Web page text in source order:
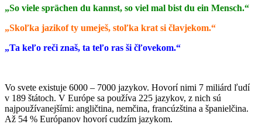
„So viele sprächen du kannst, so viel mal bist du ein Mensch.“
„Skoľka jazikof ty umeješ, stoľka krat si člavjekom.“
„Ta keľo reči znaš, ta teľo ras ši čľovekom.“
Vo svete existuje 6000 – 7000 jazykov. Hovorí nimi 7 miliárd ľudí
v 189 štátoch. V Európe sa používa 225 jazykov, z nich sú
najpoužívanejšími: angličtina, nemčina, francúzština a španielčina.
Až 54 % Európanov hovorí cudzím jazykom.